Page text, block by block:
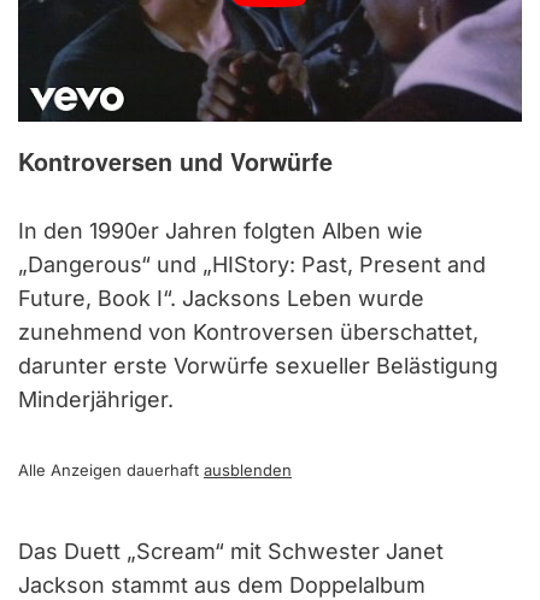
Kontroversen und Vorwürfe
In den 1990er Jahren folgten Alben wie
„Dangerous“ und „HIStory: Past, Present and
Future, Book I“. Jacksons Leben wurde
zunehmend von Kontroversen überschattet,
darunter erste Vorwürfe sexueller Belästigung
Minderjähriger.
Alle Anzeigen dauerhaft ausblenden
Das Duett „Scream“ mit Schwester Janet
Jackson stammt aus dem Doppelalbum